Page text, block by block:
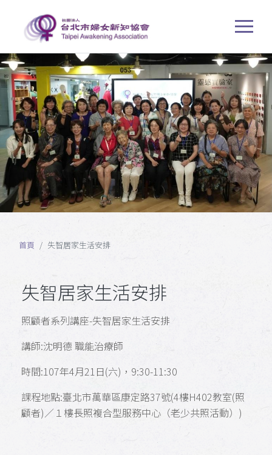
首頁 失智居家生活安排
失智居家生活安排
照顧者系列講座-失智居家生活安排
講師:沈明德 職能治療師
時間:107年4月21日(六)，9:30-11:30
課程地點:臺北市萬華區康定路37號(4樓H402教室(照
顧者)／１樓長照複合型服務中心（老少共照活動）)